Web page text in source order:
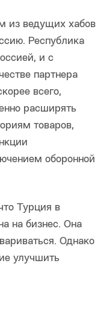
из ведущих хабов
Республика
и с
партнера
всего,
расширять
товаров,
оборонной
Турция в
на бизнес. Она
Однако
улучшить